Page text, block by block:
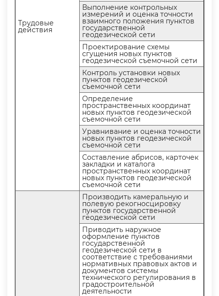
Трудовые
действия
ыполнение контрольных
измерений и оценка точности
заимного положения пункто
осударственной
еодезической сети
Проектирование схемы
сгущения новых пункто
еодезической съемочной сети
Контроль установки новых
пунктов геодезической
съемочной сети
Определение
пространственных координат
новых пунктов геодезической
съемочной сети
Уравнивание и оценка точности
новых пунктов геодезической
съемочной сети
Составление абрисов, карточек
закладки и каталога
пространственных координат
новых пунктов геодезической
съемочной сети
Производить камеральную и
полевую рекогносцировку
пунктов государственной
еодезической сети
Приводить наружное
оформление пункто
осударственной
еодезической сети
соответствие с требованиями
нормативных правовых актов и
документов системы
технического регулирования
радостроительной
деятельности